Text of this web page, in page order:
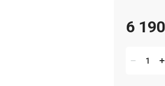
Игровая мебель
Цифровые товары
6